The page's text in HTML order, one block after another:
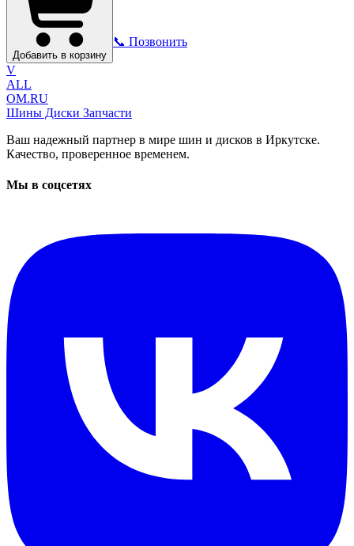
Добавить в корзину
📞 Позвонить
V
ALL
OM.RU
Шины Диски Запчасти
Ваш надежный партнер в мире шин и дисков в Иркутске.
Качество, проверенное временем.
Мы в соцсетях